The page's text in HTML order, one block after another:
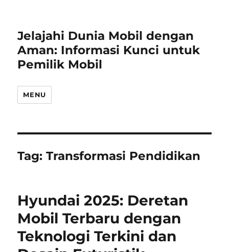
Jelajahi Dunia Mobil dengan
Aman: Informasi Kunci untuk
Pemilik Mobil
MENU
Tag:Transformasi Pendidikan
Hyundai 2025: Deretan
Mobil Terbaru dengan
Teknologi Terkini dan